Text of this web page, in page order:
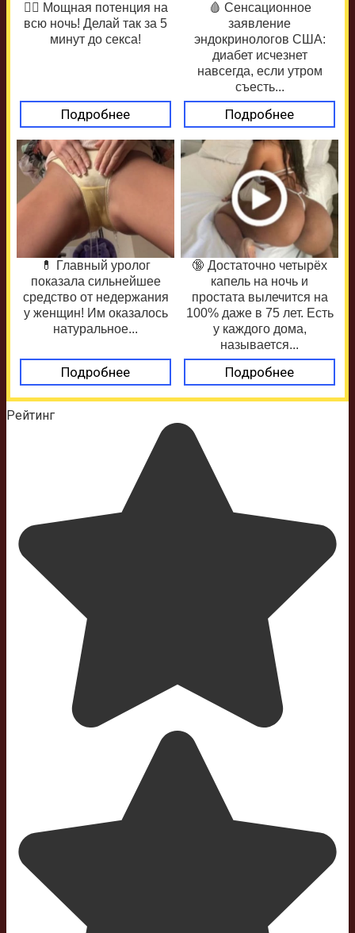
❤️‍🔥 Мощная потенция на
всю ночь! Делай так за 5
минут до секса!
Подробнее
🩸 Сенсационное
заявление
эндокринологов США:
диабет исчезнет
навсегда, если утром
съесть...
Подробнее
💊 Главный уролог
показала сильнейшее
средство от недержания
у женщин! Им оказалось
натуральное...
Подробнее
🔞 Достаточно четырёх
капель на ночь и
простата вылечится на
100% даже в 75 лет. Есть
у каждого дома,
называется...
Подробнее
Рейтинг